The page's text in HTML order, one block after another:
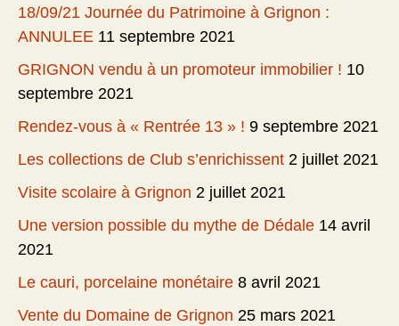
18/09/21 Journée du Patrimoine à Grignon :
ANNULEE 11 septembre 2021
GRIGNON vendu à un promoteur immobilier ! 10
septembre 2021
Rendez-vous à « Rentrée 13 » ! 9 septembre 2021
Les collections de Club s’enrichissent 2 juillet 2021
Visite scolaire à Grignon 2 juillet 2021
Une version possible du mythe de Dédale 14 avril
2021
Le cauri, porcelaine monétaire 8 avril 2021
Vente du Domaine de Grignon 25 mars 2021